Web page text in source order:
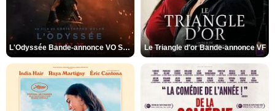
L'Odyssée Bande-annonce VO STFR Le Triangle d'or Bande-annonce VF